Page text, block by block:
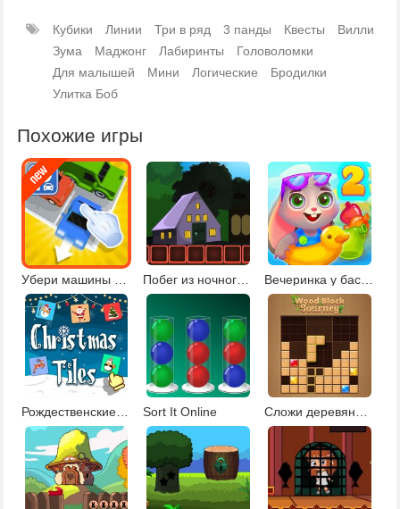
Кубики Линии Три в ряд 3 панды Квесты
Вилли
Зума
Маджонг Лабиринты
Головоломки
Для малышей
Мини Логические
Бродилки
Улитка Боб
Похожие игры
Побег из ночного парка Вечеринка у бассейна 2
Рождественские плитки 2 Sort It Online